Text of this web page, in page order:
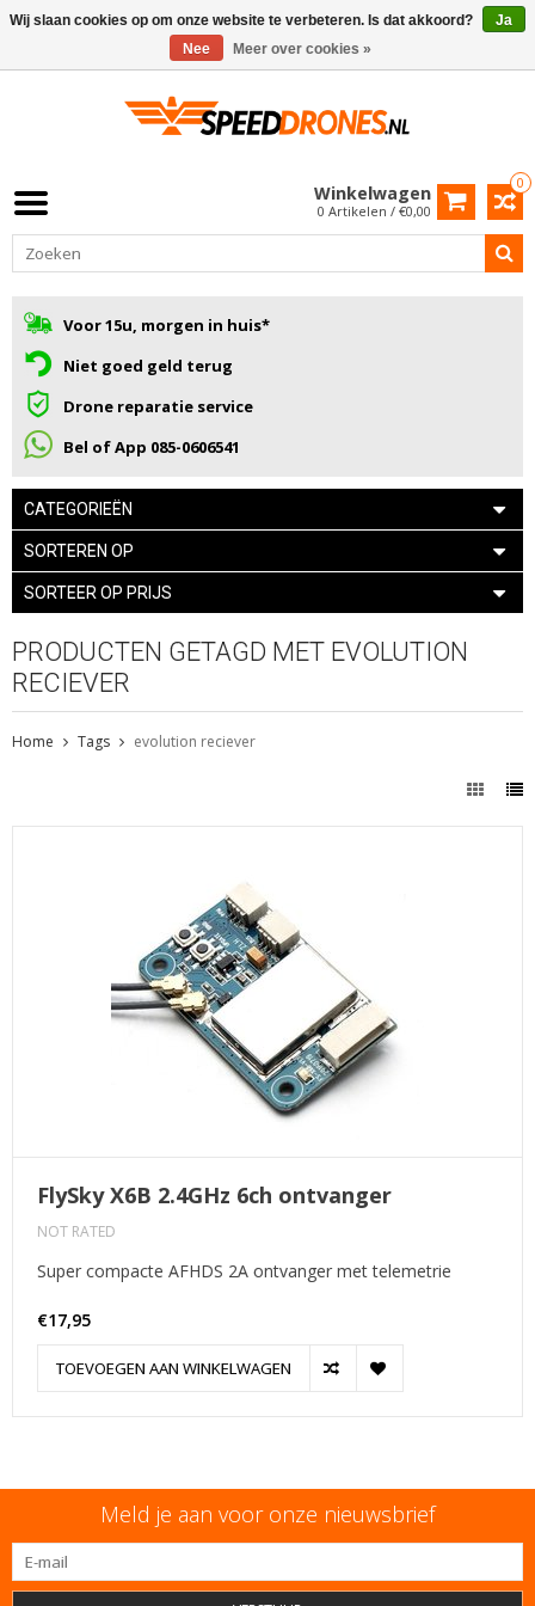
0
Winkelwagen
0 Artikelen / €0,00
Voor 15u, morgen in huis*
Niet goed geld terug
Drone reparatie service
Bel of App 085-0606541
CATEGORIEËN
SORTEREN OP
SORTEER OP PRIJS
PRODUCTEN GETAGD MET EVOLUTION
RECIEVER
Home Tags evolution reciever
FlySky X6B 2.4GHz 6ch ontvanger
NOT RATED
Super compacte AFHDS 2A ontvanger met telemetrie
€17,95
TOEVOEGEN AAN WINKELWAGEN
Meld je aan voor onze nieuwsbrief
Wij slaan cookies op om onze website te verbeteren. Is dat akkoord?
Ja
Nee
Meer over cookies »